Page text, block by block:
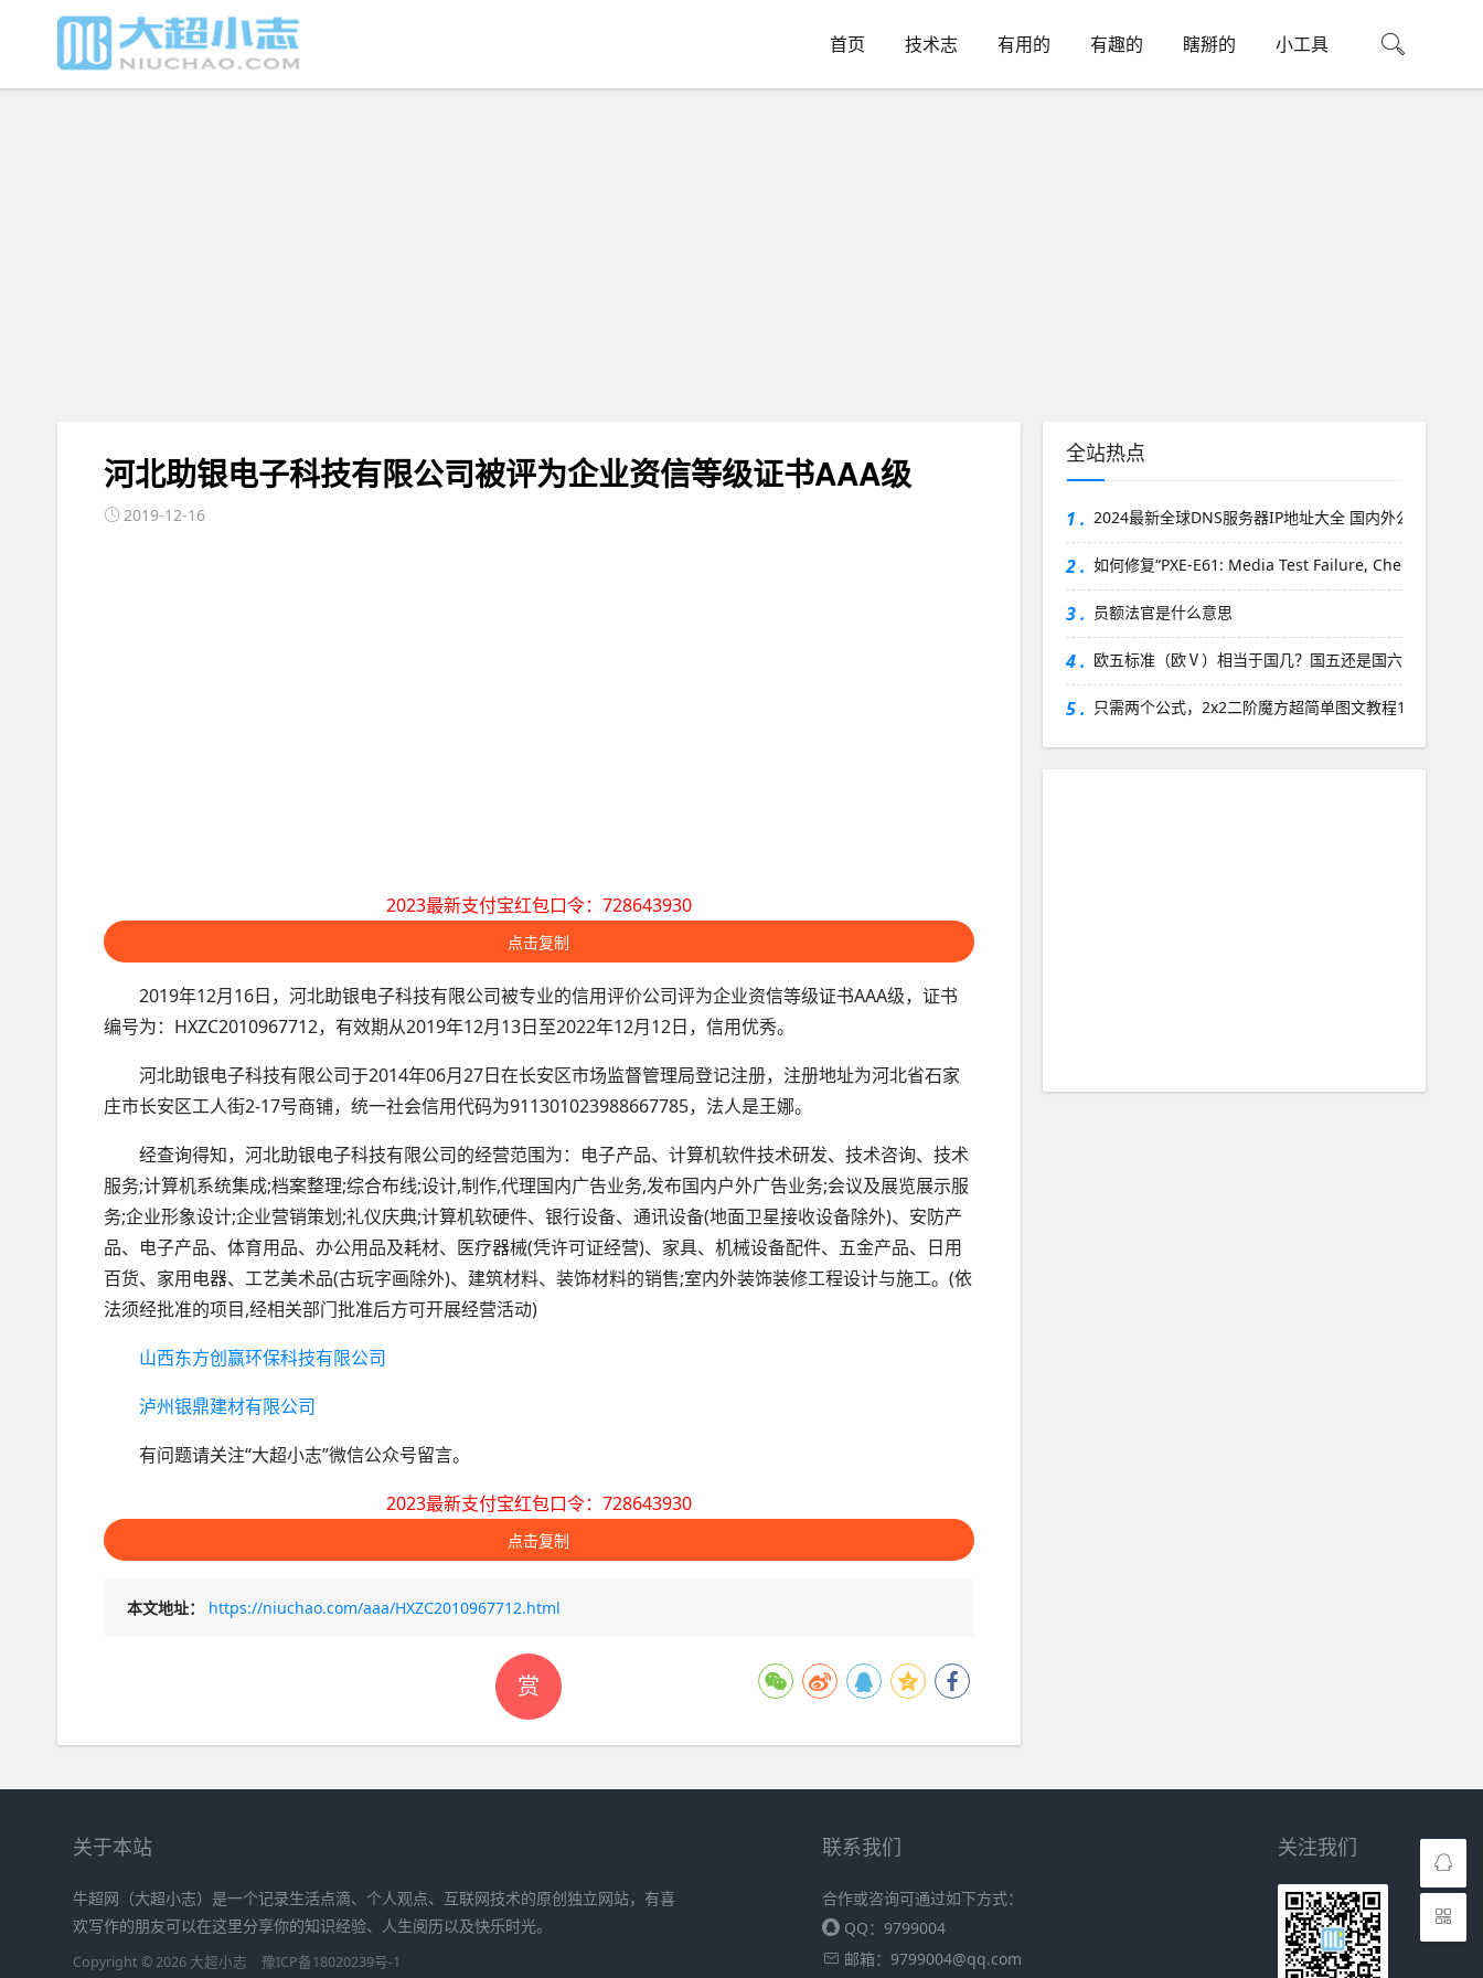
首页 技术志 有用的 有趣的 瞎掰的 小工具
河北助银电子科技有限公司被评为企业资信等级证书AAA级
2019-12-16
2023最新支付宝红包口令：728643930
点击复制
2019年12月16日，河北助银电子科技有限公司被专业的信用评价公司评为企业资信等级证书AAA级，证书
编号为：HXZC2010967712，有效期从2019年12月13日至2022年12月12日，信用优秀。
河北助银电子科技有限公司于2014年06月27日在长安区市场监督管理局登记注册，注册地址为河北省石家
庄市长安区工人街2-17号商铺，统一社会信用代码为911301023988667785，法人是王娜。
经查询得知，河北助银电子科技有限公司的经营范围为：电子产品、计算机软件技术研发、技术咨询、技术
服务;计算机系统集成;档案整理;综合布线;设计,制作,代理国内广告业务,发布国内户外广告业务;会议及展览展示服
务;企业形象设计;企业营销策划;礼仪庆典;计算机软硬件、银行设备、通讯设备(地面卫星接收设备除外)、安防产
品、电子产品、体育用品、办公用品及耗材、医疗器械(凭许可证经营)、家具、机械设备配件、五金产品、日用
百货、家用电器、工艺美术品(古玩字画除外)、建筑材料、装饰材料的销售;室内外装饰装修工程设计与施工。(依
法须经批准的项目,经相关部门批准后方可开展经营活动)
山西东方创赢环保科技有限公司
泸州银鼎建材有限公司
有问题请关注“大超小志”微信公众号留言。
2023最新支付宝红包口令：728643930
点击复制
赏
本文地址： https://niuchao.com/aaa/HXZC2010967712.html
全站热点
1 . 2024最新全球DNS服务器IP地址大全 国内外公共DNS大
2 . 如何修复“PXE-E61: Media Test Failure, Check Cable”
3 . 员额法官是什么意思
4 . 欧五标准（欧Ⅴ）相当于国几？国五还是国六？
5 . 只需两个公式，2x2二阶魔方超简单图文教程1：复原第
关于本站
牛超网（大超小志）是一个记录生活点滴、个人观点、互联网技术的原创独立网站，有喜
欢写作的朋友可以在这里分享你的知识经验、人生阅历以及快乐时光。
Copyright © 2026 大超小志 豫ICP备18020239号-1
联系我们
合作或咨询可通过如下方式：
QQ：9799004
邮箱： 9799004@qq.com
关注我们